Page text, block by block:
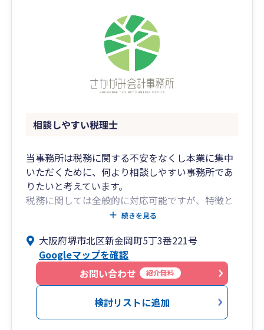
相談しやすい税理士
当事務所は税務に関する不安をなくし本業に集中
いただくために、何より相談しやすい事務所であ
りたいと考えています。
税務に関しては全般的に対応可能ですが、特徴と
しては起業された方や法人設立を検討されている
ていただいています。
最近であればインボイスや電子帳簿保存法の対応
や、それ以外にも相続対策等もご相談いただけま
初回相談無料とさせていただいていますので、税
続きを見る
大阪府堺市北区新金岡町5丁3番221号
Googleマップを確認
お問い合わせ
紹介無料
検討リストに追加